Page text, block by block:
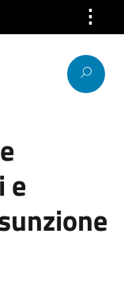
⋮
e